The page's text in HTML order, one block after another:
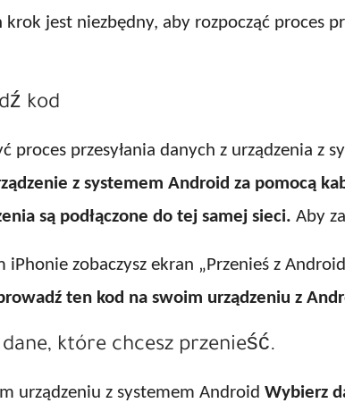
krok jest niezbędny, aby rozpocząć proces
kod
proces przesyłania danych z urządzenia z
z systemem Android za pomocą
są podłączone do tej samej sieci. Aby
iPhonie zobaczysz ekran „Przenieś z
ten kod na swoim urządzeniu z
które chcesz przenieść.
urządzeniu z systemem Android Wybierz